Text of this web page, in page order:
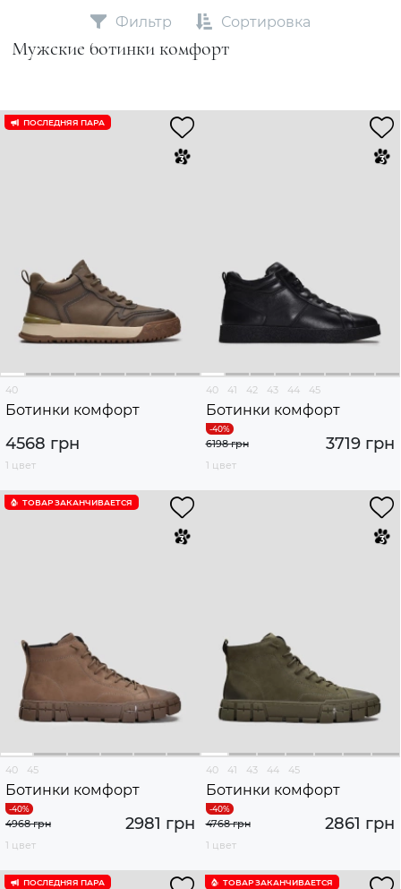
Мужские ботинки комфорт
Фильтр Сортировка
ПОСЛЕДНЯЯ ПАРА
40
Ботинки комфорт
4568 грн
1 цвет
40 41 42 43 44 45
Ботинки комфорт
3719 грн
6198 грн
1 цвет
ТОВАР ЗАКАНЧИВАЕТСЯ
40 45
Ботинки комфорт
2981 грн
4968 грн
1 цвет
40 41 43 44 45
Ботинки комфорт
2861 грн
4768 грн
1 цвет
ПОСЛЕДНЯЯ ПАРА ТОВАР ЗАКАНЧИВАЕТСЯ